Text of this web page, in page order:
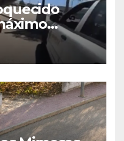
un cuchillo
del